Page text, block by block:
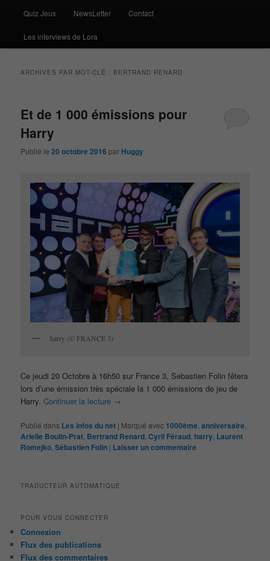
Quiz Jeux NewsLetter Contact
Les interviews de Lora
ARCHIVES PAR MOT-CLÉ : BERTRAND RENARD
Et de 1 000 émissions pour
Harry
Publié le20 octobre 2016 par Huggy
harry (© FRANCE 3)
Ce jeudi 20 Octobre à 16h50 sur France 3, Sebastien Folin fêtera
lors d’une émission très spéciale la 1 000 émissions de jeu de
Harry.Continuer la lecture →
Publié dans Les infos du net | Marqué avec 1000ème ,anniversaire
Arielle Boulin-Prat Bertrand Renard ,Cyril Féraud harry Laurent
Romejko ,Sébastien Folin | Laisser un commentaire
TRADUCTEUR AUTOMATIQUE
POUR VOUS CONNECTER
Connexion
Flux des publications
Flux des commentaires